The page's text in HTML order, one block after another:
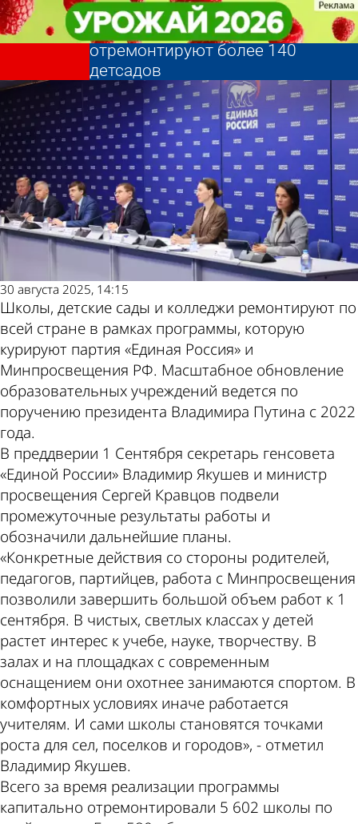
До конца 2025 года по программе
ЕР и Минпросвещения
отремонтируют более 140
детсадов
В стране и
мире
30 августа 2025, 14:15
Школы, детские сады и колледжи ремонтируют по
всей стране в рамках программы, которую
курируют партия «Единая Россия» и
Минпросвещения РФ. Масштабное обновление
образовательных учреждений ведется по
поручению президента Владимира Путина с 2022
года.
В преддверии 1 Сентября секретарь генсовета
«Единой России» Владимир Якушев и министр
просвещения Сергей Кравцов подвели
промежуточные результаты работы и
обозначили дальнейшие планы.
«Конкретные действия со стороны родителей,
педагогов, партийцев, работа с Минпросвещения
позволили завершить большой объем работ к 1
сентября. В чистых, светлых классах у детей
растет интерес к учебе, науке, творчеству. В
залах и на площадках с современным
оснащением они охотнее занимаются спортом. В
комфортных условиях иначе работается
учителям. И сами школы становятся точками
роста для сел, поселков и городов», - отметил
Владимир Якушев.
Всего за время реализации программы
капитально отремонтировали 5 602 школы по
До конца 2025 года по программе
ЕР и Минпросвещения
отремонтируют более 140
детсадов
В стране и
мире
Другие
новости по
теме
Погода и
курсы валют в
Пензе